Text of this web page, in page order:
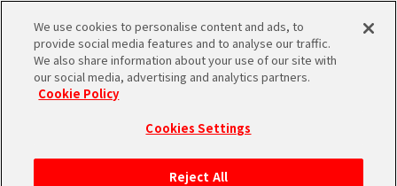
We use cookies to personalise content and ads, to
provide social media features and to analyse our traffic.
We also share information about your use of our site with
our social media, advertising and analytics partners.
Cookie Policy
Cookies Settings
Reject All